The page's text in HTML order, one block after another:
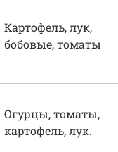
Картофель, лук,
бобовые, томаты
Огурцы, томаты,
картофель, лук.